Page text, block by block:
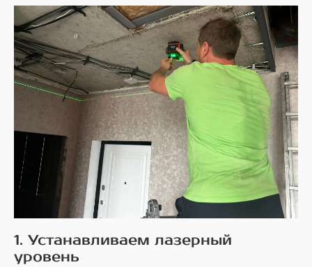
1. Устанавливаем лазерный
уровень